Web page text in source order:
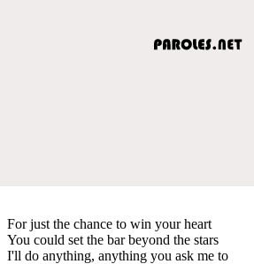
For just the chance to win your heart
You could set the bar beyond the stars
I'll do anything, anything you ask me to